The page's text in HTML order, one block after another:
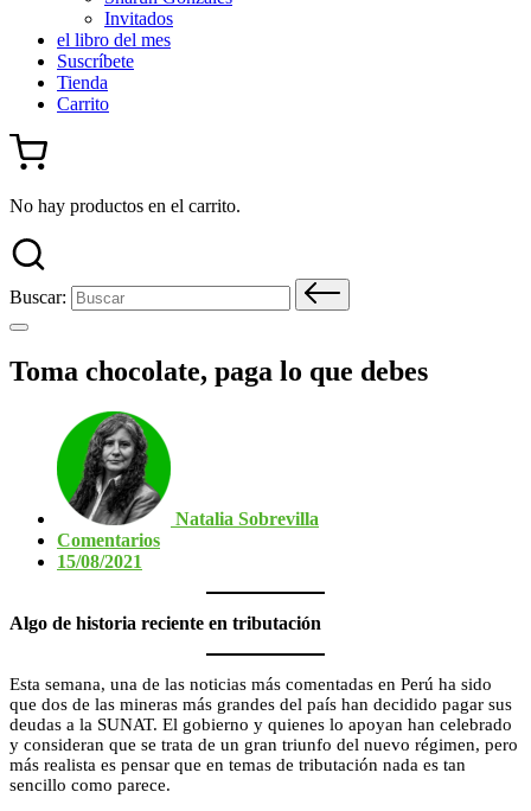
Invitados
el libro del mes
Suscríbete
Tienda
Carrito
No hay productos en el carrito.
Buscar:
Toma chocolate, paga lo que debes
Natalia Sobrevilla
Comentarios
15/08/2021
Algo de historia reciente en tributación
Esta semana, una de las noticias más comentadas en Perú ha sido
que dos de las mineras más grandes del país han decidido pagar sus
deudas a la SUNAT. El gobierno y quienes lo apoyan han celebrado
y consideran que se trata de un gran triunfo del nuevo régimen, pero
más realista es pensar que en temas de tributación nada es tan
sencillo como parece.